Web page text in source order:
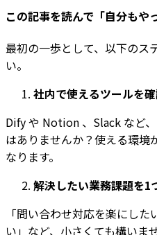
この記事を読んで「自分もや
最初の一歩として、以下のス
い。
社内で使えるツールを
Dify や Notion 、Slack など
はありませんか？使える環境
なります。
解決したい業務課題を1
「問い合わせ対応を楽にし
い」など、小さくても構いま